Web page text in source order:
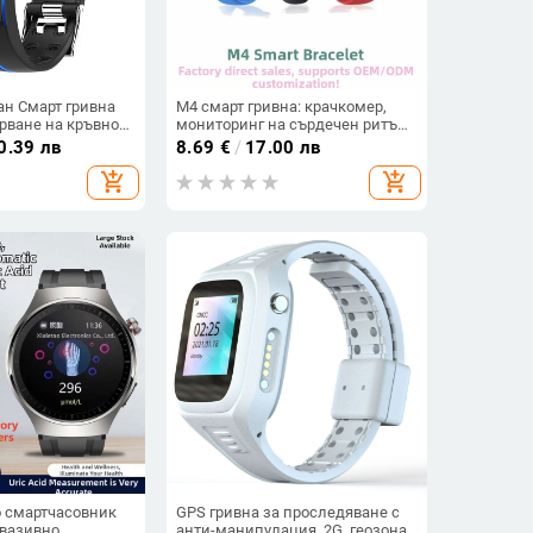
Смарт гривна
на кръвното
време,
ЕКГ+ППГ,
грижа за
лв
add_shopping_cart
M4 смарт гривна: крачкомер,
мониторинг на сърдечен ритъм
и кръвно налягане, следене на
съня и кислород в кръвта,
Bluetooth обаждания,
дистанционно снимане, умни
8.69 € / 17.00 лв
add_shopping_cart
смартчасовник
GPS гривна за проследяване с